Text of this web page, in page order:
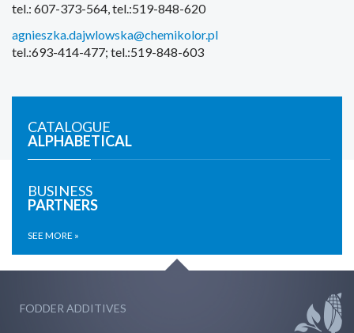
tel.: 607-373-564, tel.:519-848-620
agnieszka.dajwlowska@chemikolor.pl
tel.:693-414-477; tel.:519-848-603
CATALOGUE
ALPHABETICAL
BUSINESS
PARTNERS
SEE MORE »
FODDER ADDITIVES